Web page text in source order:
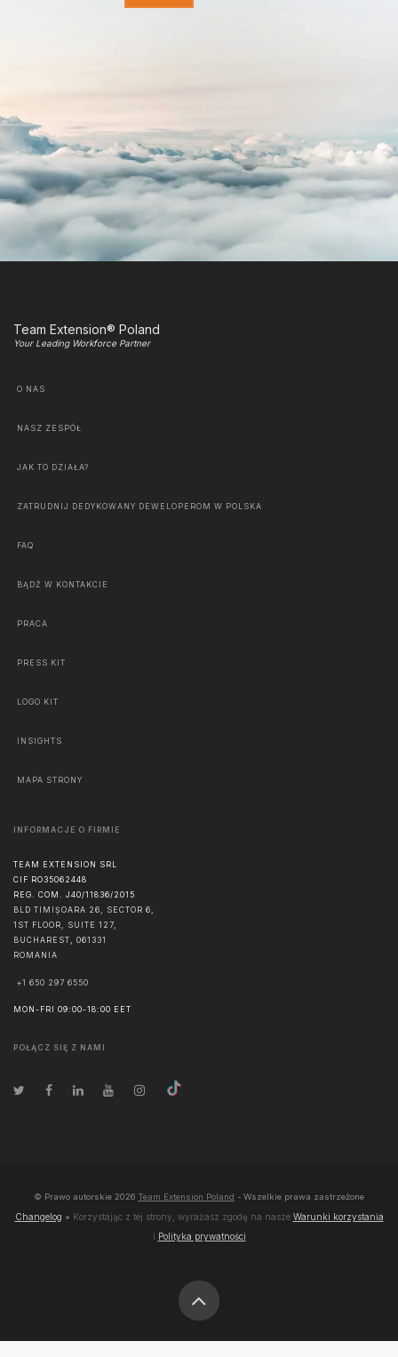
Team Extension® Poland
Your Leading Workforce Partner
O NAS
NASZ ZESPÓŁ
JAK TO DZIAŁA?
ZATRUDNIJ DEDYKOWANY DEWELOPEROM W POLSKA
FAQ
BĄDŹ W KONTAKCIE
PRACA
PRESS KIT
LOGO KIT
INSIGHTS
MAPA STRONY
INFORMACJE O FIRMIE
TEAM EXTENSION SRL
CIF RO35062448
REG. COM. J40/11836/2015
BLD TIMIȘOARA 26, SECTOR 6,
1ST FLOOR, SUITE 127,
BUCHAREST, 061331
ROMANIA
+1 650 297 6550
MON-FRI 09:00-18:00 EET
POŁĄCZ SIĘ Z NAMI
© Prawo autorskie 2026 Team Extension Poland - Wszelkie prawa zastrzeżone
Changelog ● Korzystając z tej strony, wyrażasz zgodę na nasze Warunki korzystania
i Polityka prywatności